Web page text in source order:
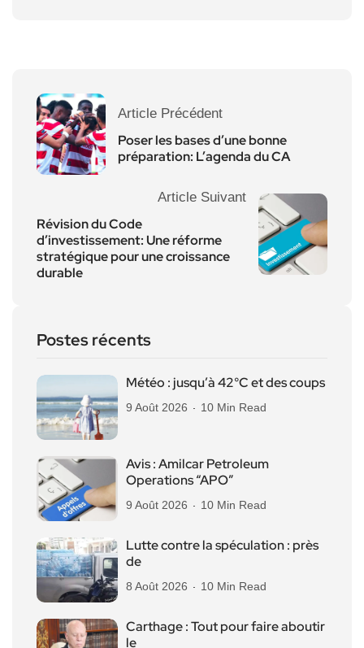
Article Précédent
Poser les bases d’une bonne
préparation: L’agenda du CA
Article Suivant
Révision du Code
d’investissement: Une réforme
stratégique pour une croissance
durable
Postes récents
Météo : jusqu’à 42°C et des coups
9 Août 2026 10 Min Read
Avis : Amilcar Petroleum
Operations “APO”
9 Août 2026 10 Min Read
Lutte contre la spéculation : près
de
8 Août 2026 10 Min Read
Carthage : Tout pour faire aboutir
le